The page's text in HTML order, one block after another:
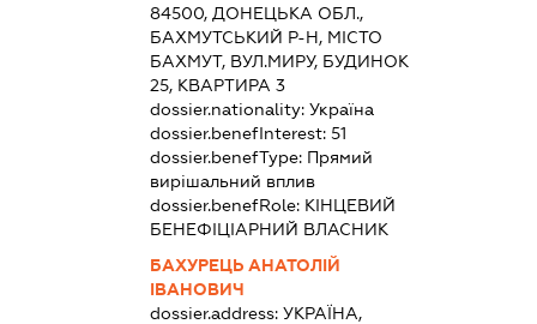
84500, ДОНЕЦЬКА ОБЛ.,
БАХМУТСЬКИЙ Р-Н, МІСТО
БАХМУТ, ВУЛ.МИРУ, БУДИНОК
25, КВАРТИРА 3
dossier.nationality: Україна
dossier.benefInterest: 51
dossier.benefType: Прямий
вирішальний вплив
dossier.benefRole: КІНЦЕВИЙ
БЕНЕФІЦІАРНИЙ ВЛАСНИК
БАХУРЕЦЬ АНАТОЛІЙ
ІВАНОВИЧ
dossier.address: УКРАЇНА,